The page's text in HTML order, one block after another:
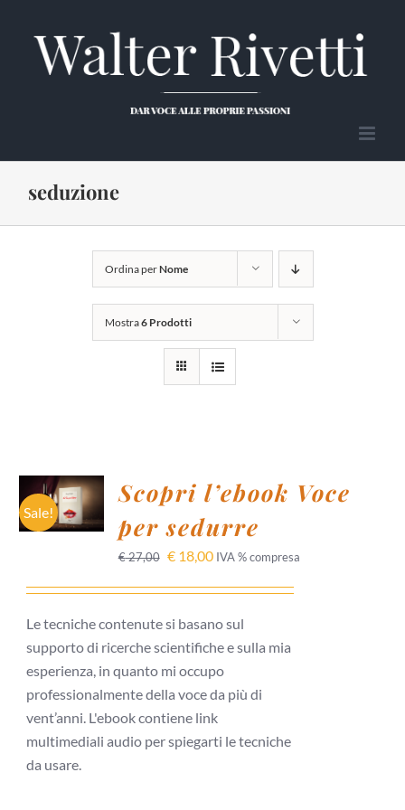
contenuto
seduzione
Ordina perNome
Mostra6 Prodotti
Sale!
AL
CARRELLO
/
Scopri l’ebook Voce
per sedurre
€27,00 €18,00 IVA % compresa
Le tecniche contenute si basano sul
supporto di ricerche scientifiche e sulla mia
esperienza, in quanto mi occupo
professionalmente della voce da più di
vent’anni. L'ebook contiene link
multimediali audio per spiegarti le tecniche
da usare.